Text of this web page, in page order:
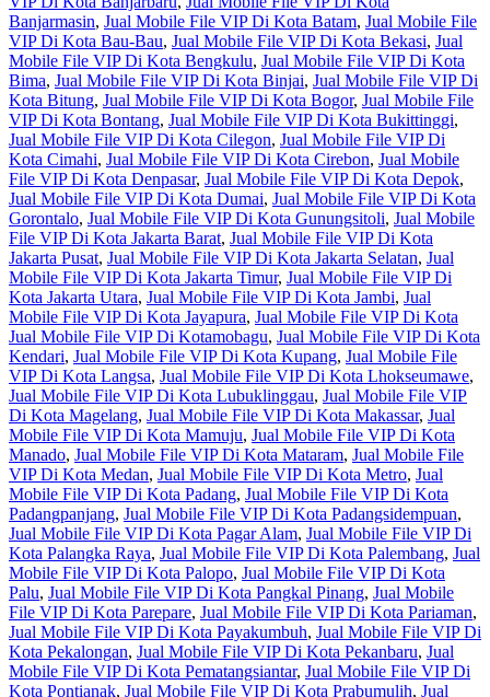
Banjarmasin, Jual Mobile File VIP Di Kota Batam, Jual Mobile File
VIP Di Kota Bau-Bau, Jual Mobile File VIP Di Kota Bekasi, Jual
Mobile File VIP Di Kota Bengkulu, Jual Mobile File VIP Di Kota
Bima, Jual Mobile File VIP Di Kota Binjai, Jual Mobile File VIP Di
Kota Bitung, Jual Mobile File VIP Di Kota Bogor, Jual Mobile File
VIP Di Kota Bontang, Jual Mobile File VIP Di Kota Bukittinggi,
Jual Mobile File VIP Di Kota Cilegon, Jual Mobile File VIP Di
Kota Cimahi, Jual Mobile File VIP Di Kota Cirebon, Jual Mobile
File VIP Di Kota Denpasar, Jual Mobile File VIP Di Kota Depok,
Jual Mobile File VIP Di Kota Dumai, Jual Mobile File VIP Di Kota
Gorontalo, Jual Mobile File VIP Di Kota Gunungsitoli, Jual Mobile
File VIP Di Kota Jakarta Barat, Jual Mobile File VIP Di Kota
Jakarta Pusat, Jual Mobile File VIP Di Kota Jakarta Selatan, Jual
Mobile File VIP Di Kota Jakarta Timur, Jual Mobile File VIP Di
Kota Jakarta Utara, Jual Mobile File VIP Di Kota Jambi, Jual
Mobile File VIP Di Kota Jayapura, Jual Mobile File VIP Di Kota
Jual Mobile File VIP Di Kotamobagu, Jual Mobile File VIP Di Kota
Kendari, Jual Mobile File VIP Di Kota Kupang, Jual Mobile File
VIP Di Kota Langsa, Jual Mobile File VIP Di Kota Lhokseumawe,
Jual Mobile File VIP Di Kota Lubuklinggau, Jual Mobile File VIP
Di Kota Magelang, Jual Mobile File VIP Di Kota Makassar, Jual
Mobile File VIP Di Kota Mamuju, Jual Mobile File VIP Di Kota
Manado, Jual Mobile File VIP Di Kota Mataram, Jual Mobile File
VIP Di Kota Medan, Jual Mobile File VIP Di Kota Metro, Jual
Mobile File VIP Di Kota Padang, Jual Mobile File VIP Di Kota
Padangpanjang, Jual Mobile File VIP Di Kota Padangsidempuan,
Jual Mobile File VIP Di Kota Pagar Alam, Jual Mobile File VIP Di
Kota Palangka Raya, Jual Mobile File VIP Di Kota Palembang, Jual
Mobile File VIP Di Kota Palopo, Jual Mobile File VIP Di Kota
Palu, Jual Mobile File VIP Di Kota Pangkal Pinang, Jual Mobile
File VIP Di Kota Parepare, Jual Mobile File VIP Di Kota Pariaman,
Jual Mobile File VIP Di Kota Payakumbuh, Jual Mobile File VIP Di
Kota Pekalongan, Jual Mobile File VIP Di Kota Pekanbaru, Jual
Mobile File VIP Di Kota Pematangsiantar, Jual Mobile File VIP Di
Kota Pontianak, Jual Mobile File VIP Di Kota Prabumulih, Jual